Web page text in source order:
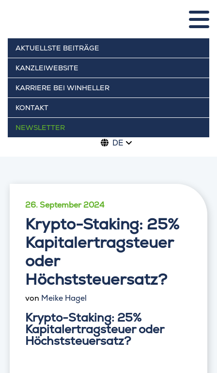
AKTUELLSTE BEITRÄGE
KANZLEIWEBSITE
KARRIERE BEI WINHELLER
KONTAKT
NEWSLETTER
DE
26. September 2024
Krypto-Staking: 25%
Kapitalertragsteuer
oder
Höchststeuersatz?
von Meike Hagel
Krypto-Staking: 25%
Kapitalertragsteuer oder
Höchststeuersatz?